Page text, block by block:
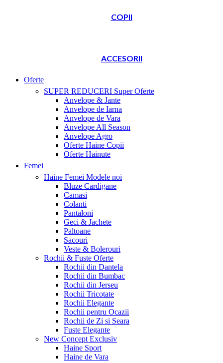
COPII
ACCESORII
Oferte
SUPER REDUCERI Super Oferte
Anvelope & Jante
Anvelope de Iarna
Anvelope de Vara
Anvelope All Season
Anvelope Agro
Oferte Haine Copii
Oferte Hainute
Femei
Haine Femei Modele noi
Bluze Cardigane
Camasi
Colanti
Pantaloni
Geci & Jachete
Paltoane
Sacouri
Veste & Bolerouri
Rochii & Fuste Oferte
Rochii din Dantela
Rochii din Bumbac
Rochii din Jerseu
Rochii Tricotate
Rochii Elegante
Rochii pentru Ocazii
Rochii de Zi si Seara
Fuste Elegante
New Concept Exclusiv
Haine Sport
Haine de Vara